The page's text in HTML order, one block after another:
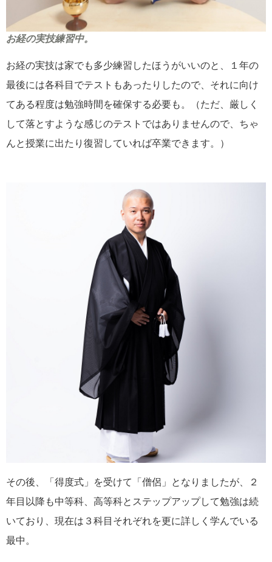
お経の実技練習中。
お経の実技は家でも多少練習したほうがいいのと、１年の
最後には各科目でテストもあったりしたので、それに向け
てある程度は勉強時間を確保する必要も。（ただ、厳しく
して落とすような感じのテストではありませんので、ちゃ
んと授業に出たり復習していれば卒業できます。）
その後、「得度式」を受けて「僧侶」となりましたが、２
年目以降も中等科、高等科とステップアップして勉強は続
いており、現在は３科目それぞれを更に詳しく学んでいる
最中。